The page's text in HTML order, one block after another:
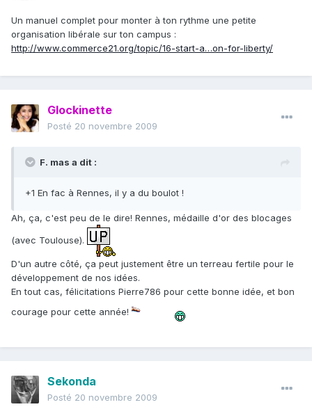
Un manuel complet pour monter à ton rythme une petite
organisation libérale sur ton campus :
http://www.commerce21.org/topic/16-start-a…on-for-liberty/
Glockinette
Posté 20 novembre 2009
F. mas a dit :
+1 En fac à Rennes, il y a du boulot !
Ah, ça, c'est peu de le dire! Rennes, médaille d'or des blocages
(avec Toulouse).
D'un autre côté, ça peut justement être un terreau fertile pour le
développement de nos idées.
En tout cas, félicitations Pierre786 pour cette bonne idée, et bon
courage pour cette année!
Sekonda
Posté 20 novembre 2009